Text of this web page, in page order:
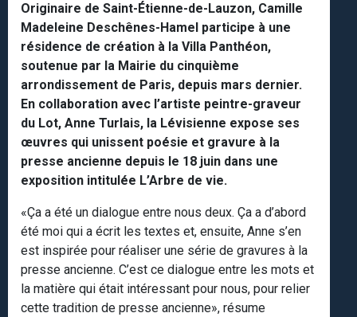
Originaire de Saint-Étienne-de-Lauzon, Camille
Madeleine Deschênes-Hamel participe à une
résidence de création à la Villa Panthéon,
soutenue par la Mairie du cinquième
arrondissement de Paris, depuis mars dernier.
En collaboration avec l’artiste peintre-graveur
du Lot, Anne Turlais, la Lévisienne expose ses
œuvres qui unissent poésie et gravure à la
presse ancienne depuis le 18 juin dans une
exposition intitulée L’Arbre de vie.
«Ça a été un dialogue entre nous deux. Ça a d’abord
été moi qui a écrit les textes et, ensuite, Anne s’en
est inspirée pour réaliser une série de gravures à la
presse ancienne. C’est ce dialogue entre les mots et
la matière qui était intéressant pour nous, pour relier
cette tradition de presse ancienne», résume